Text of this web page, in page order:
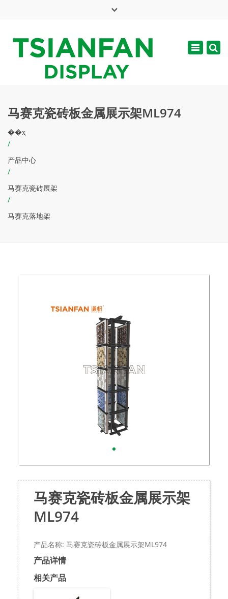
周一 - 周六: 7:00 - 17:00
Toggle
马赛克瓷砖板金属展示架ML974
��ҳ
/
产品中心
/
马赛克瓷砖展架
/
马赛克落地架
马赛克瓷砖板金属展示架
ML974
产品名称: 马赛克瓷砖板金属展示架ML974
产品详情
相关产品